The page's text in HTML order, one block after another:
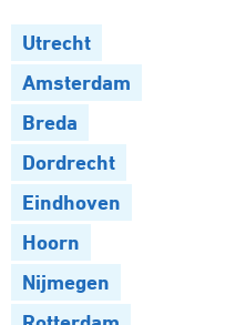
Utrecht
Amsterdam
Breda
Dordrecht
Eindhoven
Hoorn
Nijmegen